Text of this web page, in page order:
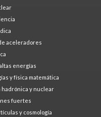
aceleradores
energías
y física matemática
y nuclear
fuertes
y cosmología